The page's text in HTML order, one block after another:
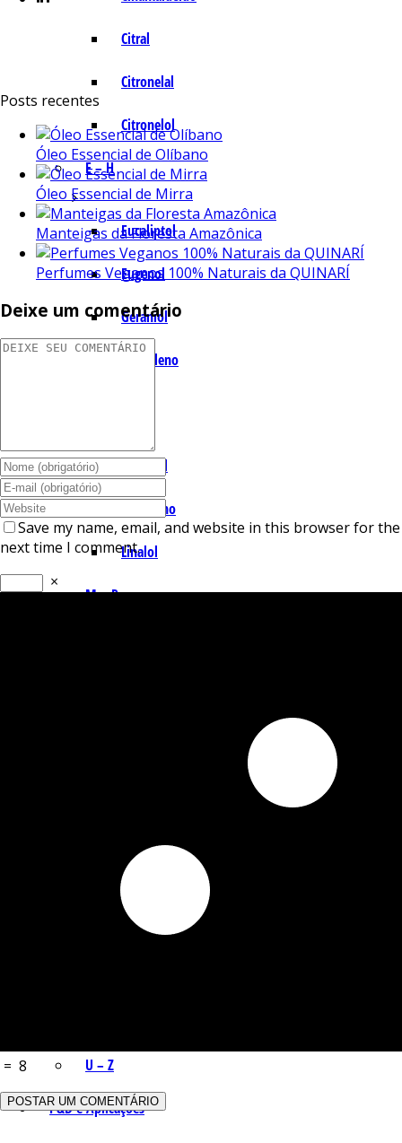
Citral
Citronelal
Citronelol
E – H
Eucaliptol
Eugenol
Geraniol
Humuleno
Lemonal
Limoneno
Linalol
M – P
Salicilato de Metila
U – Z
P&D e Aplicações
Posts recentes
Óleo Essencial de Olíbano
Óleo Essencial de Mirra
Manteigas da Floresta Amazônica
Perfumes Veganos 100% Naturais da QUINARÍ
Deixe um comentário
Save my name, email, and website in this browser for the
next time I comment.
×
= 8